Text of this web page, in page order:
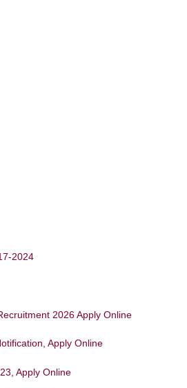
2024
2026 Apply Online
Apply Online
Apply Online